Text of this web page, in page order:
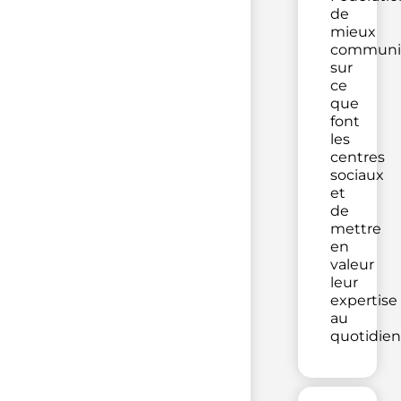
de
mieux
sur
ce
que
font
les
centres
sociaux
et
de
mettre
en
valeur
leur
expertise
au